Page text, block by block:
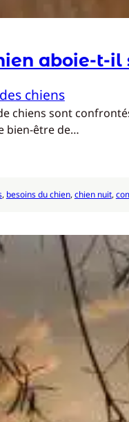
aboie-t-
chiens
chiens sont
bien-être de…
, besoins du chien, chien nuit,